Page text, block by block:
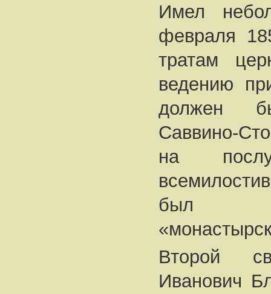
Имел
февраля
тратам
ведению
должен
Саввино-
на
был
Второй
Иванович